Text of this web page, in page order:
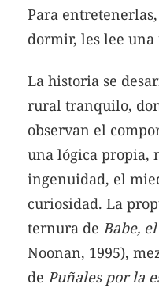
Para
dormir, les lee
La historia se
rural tranquilo,
observan el
una lógica propia,
ingenuidad, el
curiosidad. La
ternura de Babe,
Noonan, 1995),
de Puñales por la